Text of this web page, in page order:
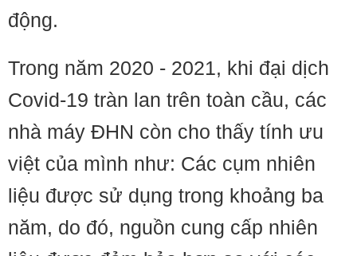
động.
Trong năm 2020 - 2021, khi đại dịch
Covid-19 tràn lan trên toàn cầu, các
nhà máy ĐHN còn cho thấy tính ưu
việt của mình như: Các cụm nhiên
liệu được sử dụng trong khoảng ba
năm, do đó, nguồn cung cấp nhiên